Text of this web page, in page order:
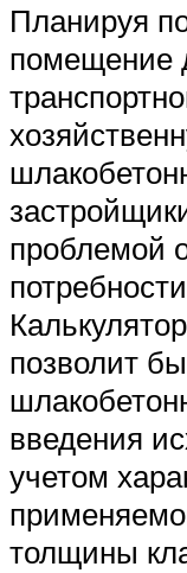
Планируя
помещение
проблемой
позволит
введения
учетом
толщины